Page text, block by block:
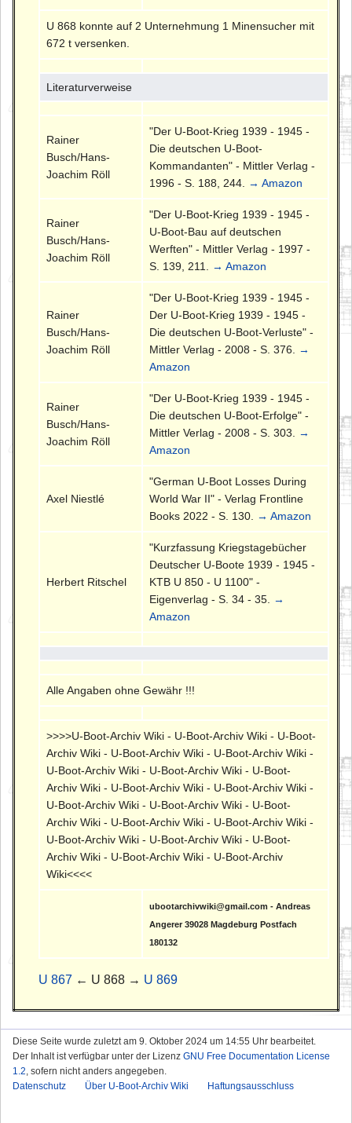
U 868 konnte auf 2 Unternehmung 1 Minensucher mit
672 t versenken.
Literaturverweise
Rainer
Busch/Hans-
Joachim Röll
"Der U-Boot-Krieg 1939 - 1945 -
Die deutschen U-Boot-
Kommandanten" - Mittler Verlag -
1996 - S. 188, 244.
→ Amazon
Rainer
Busch/Hans-
Joachim Röll
"Der U-Boot-Krieg 1939 - 1945 -
U-Boot-Bau auf deutschen
Werften" - Mittler Verlag - 1997 -
S. 139, 211.
→ Amazon
Rainer
Busch/Hans-
Joachim Röll
"Der U-Boot-Krieg 1939 - 1945 -
Der U-Boot-Krieg 1939 - 1945 -
Die deutschen U-Boot-Verluste" -
Mittler Verlag - 2008 - S. 376.
→
Amazon
Rainer
Busch/Hans-
Joachim Röll
"Der U-Boot-Krieg 1939 - 1945 -
Die deutschen U-Boot-Erfolge" -
Mittler Verlag - 2008 - S. 303.
→
Amazon
Axel Niestlé
"German U-Boot Losses During
World War II" - Verlag Frontline
Books 2022 - S. 130.
→ Amazon
Herbert Ritschel
"Kurzfassung Kriegstagebücher
Deutscher U-Boote 1939 - 1945 -
KTB U 850 - U 1100" -
Eigenverlag - S. 34 - 35.
→
Amazon
Alle Angaben ohne Gewähr !!!
>>>>U-Boot-Archiv Wiki - U-Boot-Archiv Wiki - U-Boot-
Archiv Wiki - U-Boot-Archiv Wiki - U-Boot-Archiv Wiki -
U-Boot-Archiv Wiki - U-Boot-Archiv Wiki - U-Boot-
Archiv Wiki - U-Boot-Archiv Wiki - U-Boot-Archiv Wiki -
U-Boot-Archiv Wiki - U-Boot-Archiv Wiki - U-Boot-
Archiv Wiki - U-Boot-Archiv Wiki - U-Boot-Archiv Wiki -
U-Boot-Archiv Wiki - U-Boot-Archiv Wiki - U-Boot-
Archiv Wiki - U-Boot-Archiv Wiki - U-Boot-Archiv
Wiki<<<<
ubootarchivwiki@gmail.com - Andreas
Angerer 39028 Magdeburg Postfach
180132
U 867 ← U 868 → U 869
Diese Seite wurde zuletzt am 9. Oktober 2024 um 14:55 Uhr bearbeitet.
Der Inhalt ist verfügbar unter der Lizenz GNU Free Documentation License
1.2, sofern nicht anders angegeben.
Datenschutz
Über U-Boot-Archiv Wiki Haftungsausschluss